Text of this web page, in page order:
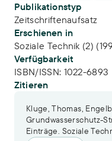
Publikationstyp
Zeitschriftenaufsatz
Erschienen in
Soziale Technik (2)
Verfügbarkeit
ISBN/ISSN: 1022-6893
Zitieren
Kluge, Thomas,
Grundwasserschutz-
Einträge. Soziale